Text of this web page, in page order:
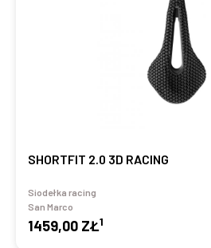
SHORTFIT 2.0 3D RACING
Siodełka racing
San Marco
1459,00 ZŁ1